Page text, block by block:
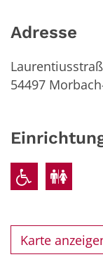
Adresse
54497
Karte